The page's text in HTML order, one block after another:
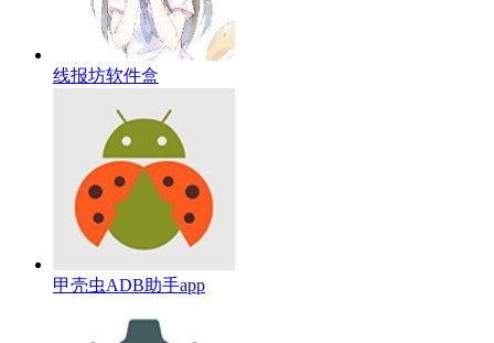
线报坊软件盒
甲壳虫ADB助手app